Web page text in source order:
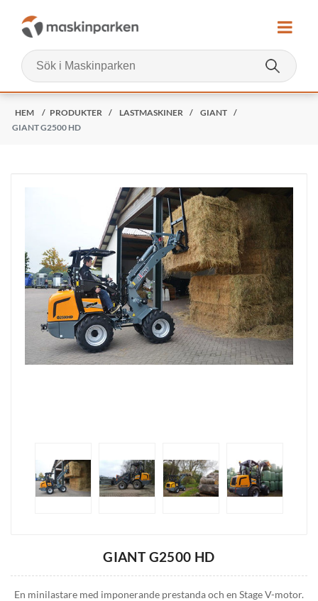
HEM / PRODUKTER / LASTMASKINER / GIANT /
GIANT G2500 HD
GIANT G2500 HD
En minilastare med imponerande prestanda och en Stage V-motor.